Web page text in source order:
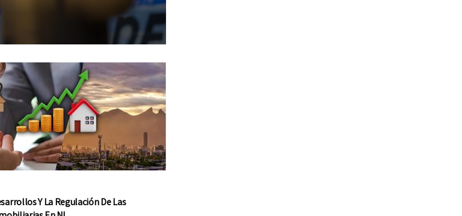
Y La Regulación De Las